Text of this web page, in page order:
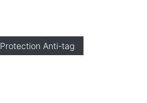
Protection Anti-tag